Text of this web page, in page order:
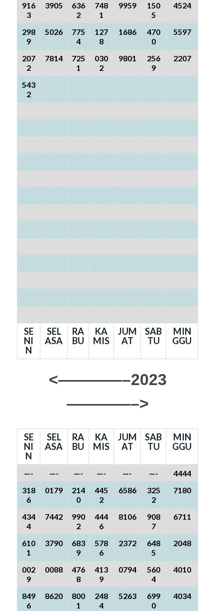
916
3
3905
636
2
748
1
9959
150
5
4524
298
9
5026
775
4
127
8
1686
470
0
5597
207
2
7814
725
1
030
2
9801
256
9
2207
543
2
SE
NI
N
SEL
ASA
RA
BU
KA
MIS
JUM
AT
SAB
TU
MIN
GGU
<————–2023
————–>
SE
NI
N
SEL
ASA
RA
BU
KA
MIS
JUM
AT
SAB
TU
MIN
GGU
—- —- —- —- —- —-
4444
318
6
0179
214
0
445
2
6586
325
2
7180
434
4
7442
990
2
444
6
8106
908
7
6711
610
1
3790
683
9
578
6
2372
648
5
2048
002
9
0088
476
8
413
9
0794
560
4
4010
849
6
8620
800
1
248
4
5263
699
0
4034